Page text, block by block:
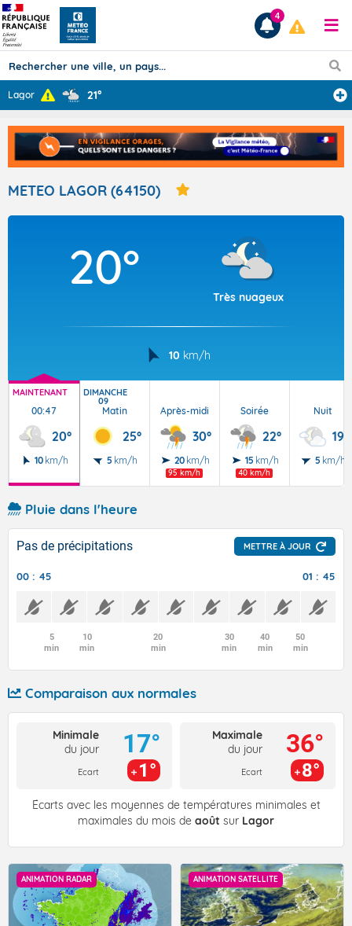
Prévisions
TOUS LES RÉSULTATS
Articles
4
Lagor 21°
METEO LAGOR (64150)
20°
Très nuageux
10 km/h
MAINTENANT
00:47
20°
10 km/h
DIMANCHE
09
Matin
25°
5 km/h
Après-midi
30°
20 km/h
95 km/h
Soirée
22°
15 km/h
40 km/h
Nuit
19°
5 km/h
Pluie dans l'heure
Pas de précipitations METTRE À JOUR
00 : 45 01 : 45
5
min
10
min
20
min
30
min
40
min
50
min
Comparaison aux normales
Minimale
du jour
Ecart
17°
1°
Maximale
du jour
Ecart
36°
8°
Écarts avec les moyennes de températures minimales et
maximales du mois de août sur Lagor
ANIMATION RADAR ANIMATION SATELLITE